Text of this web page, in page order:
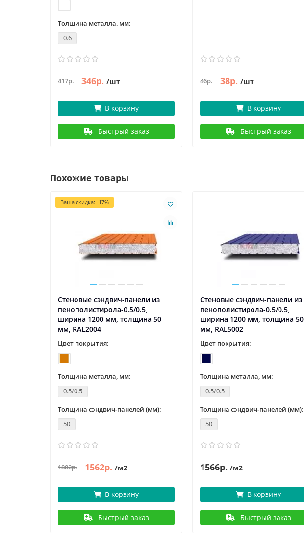
Толщина металла, мм:
0.6
417р. 346р. /шт
В корзину
Быстрый заказ
46р. 38р. /шт
В корзину
Быстрый заказ
Похожие товары
Ваша скидка: -17%
Стеновые сэндвич-панели из
пенополистирола-0.5/0.5,
ширина 1200 мм, толщина 50
мм, RAL2004
Цвет покрытия:
Толщина металла, мм:
0.5/0.5
Толщина сэндвич-панелей (мм):
50
1882р. 1562р. /м2
В корзину
Быстрый заказ
Стеновые сэндвич-панели из
пенополистирола-0.5/0.5,
ширина 1200 мм, толщина 50
мм, RAL5002
Цвет покрытия:
Толщина металла, мм:
0.5/0.5
Толщина сэндвич-панелей (мм):
50
1566р. /м2
В корзину
Быстрый заказ